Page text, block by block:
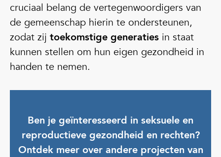
cruciaal belang de vertegenwoordigers van
de gemeenschap hierin te ondersteunen,
zodat zij toekomstige generaties in staat
kunnen stellen om hun eigen gezondheid in
handen te nemen.
Ben je geïnteresseerd in seksuele en
reproductieve gezondheid en rechten?
Ontdek meer over andere projecten van